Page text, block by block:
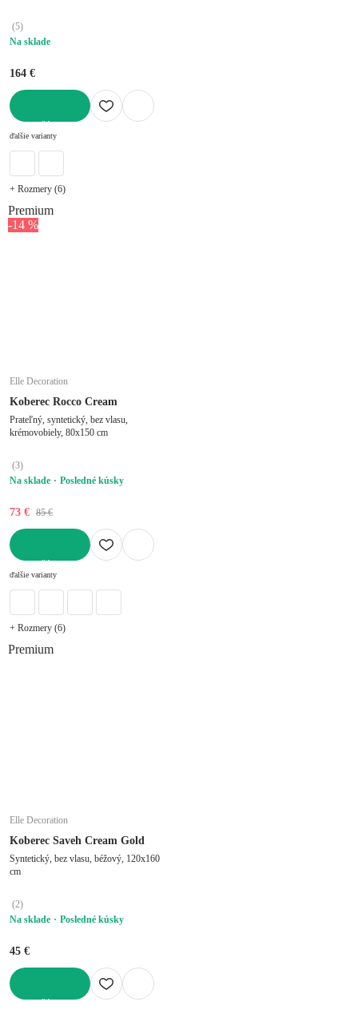
(5)
Na sklade
164 €
ďalšie varianty
+ Rozmery (6)
Premium
-14 %
Elle Decoration
Koberec Rocco Cream
Prateľný, syntetický, bez vlasu,
krémovobiely, 80x150 cm
(3)
Na sklade
Posledné kúsky
73 € 85 €
ďalšie varianty
+ Rozmery (6)
Premium
Elle Decoration
Koberec Saveh Cream Gold
Syntetický, bez vlasu, béžový, 120x160
cm
(2)
Na sklade
Posledné kúsky
45 €